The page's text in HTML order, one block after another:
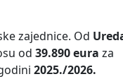
zajednice. Od
od 39.890 eura za
2025./2026.